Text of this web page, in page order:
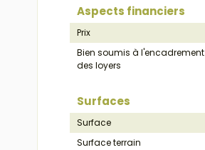
Aspects financiers
Prix
Bien soumis à l'encadrement
des loyers
Surfaces
Surface
Surface terrain